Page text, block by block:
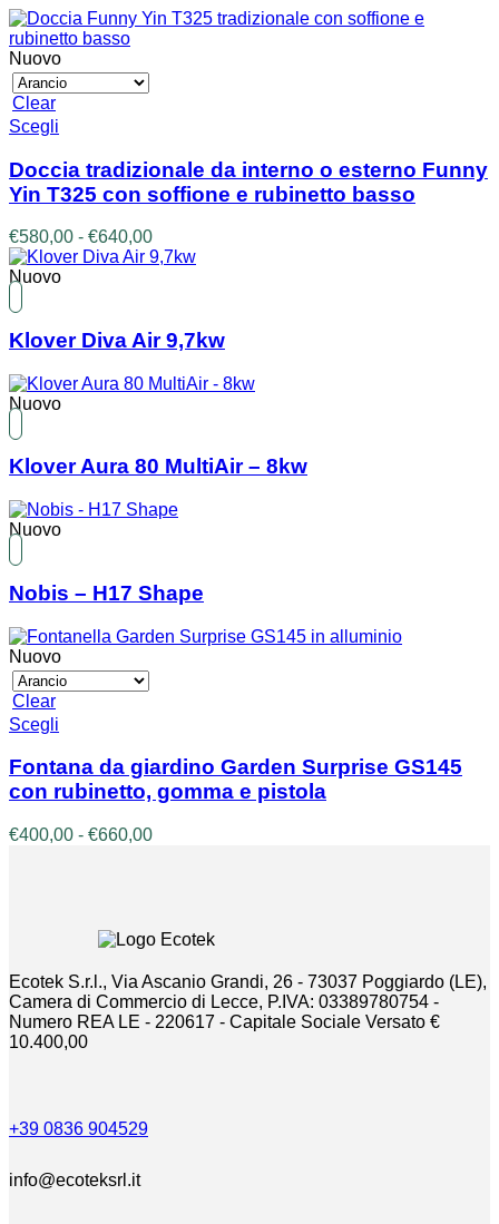
Nuovo
Clear
Scegli
ha
più
varianti.
Le
opzioni
possono
essere
pagina
prodotto
Doccia tradizionale da interno o esterno Funny
Yin T325 con soffione e rubinetto basso
€580,00 - €640,00Fascia
di
a
€640,00
Nuovo
Klover Diva Air 9,7kw
Nuovo
Klover Aura 80 MultiAir – 8kw
Nuovo
Nobis – H17 Shape
Nuovo
Clear
Scegli
ha
più
varianti.
Le
opzioni
pagina
prodotto
Fontana da giardino Garden Surprise GS145
con rubinetto, gomma e pistola
€400,00 - €660,00Fascia
a
Ecotek S.r.l., Via Ascanio Grandi, 26 - 73037 Poggiardo (LE),
Camera di Commercio di Lecce, P.IVA: 03389780754 -
Numero REA LE - 220617 - Capitale Sociale Versato €
10.400,00
+39 0836 904529
info@ecoteksrl.it